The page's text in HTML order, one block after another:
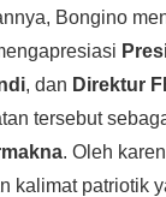
Bongino
, dan Direktur
tersebut
. Oleh
kalimat patriotik